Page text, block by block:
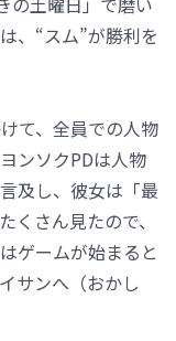
、“スム”が勝利を
て、全員での人物
ンソクPDは人物
及し、彼女は「最
くさん見たので、
ゲームが始まると
サンへ（おかし